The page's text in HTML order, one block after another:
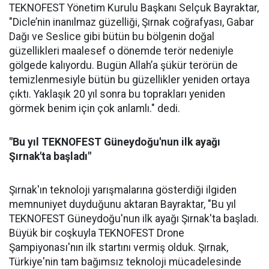
TEKNOFEST Yönetim Kurulu Başkanı Selçuk Bayraktar,
"Dicle’nin inanılmaz güzelliği, Şırnak coğrafyası, Gabar
Dağı ve Seslice gibi bütün bu bölgenin doğal
güzellikleri maalesef o dönemde terör nedeniyle
gölgede kalıyordu. Bugün Allah’a şükür terörün de
temizlenmesiyle bütün bu güzellikler yeniden ortaya
çıktı. Yaklaşık 20 yıl sonra bu toprakları yeniden
görmek benim için çok anlamlı." dedi.
"Bu yıl TEKNOFEST Güneydoğu'nun ilk ayağı
Şırnak'ta başladı"
Şırnak'ın teknoloji yarışmalarına gösterdiği ilgiden
memnuniyet duyduğunu aktaran Bayraktar, "Bu yıl
TEKNOFEST Güneydoğu'nun ilk ayağı Şırnak'ta başladı.
Büyük bir coşkuyla TEKNOFEST Drone
Şampiyonası'nın ilk startını vermiş olduk. Şırnak,
Türkiye'nin tam bağımsız teknoloji mücadelesinde